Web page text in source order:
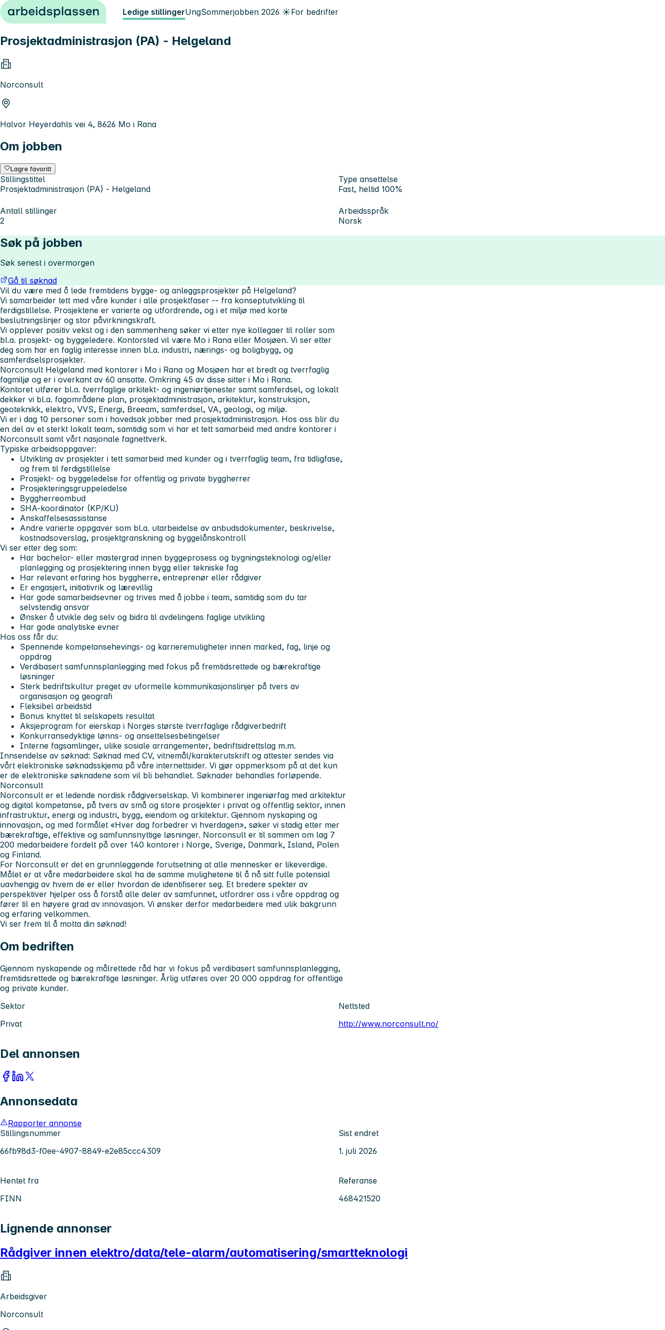
Hopp til innhold Ledige stillingerUngSommerjobben 2026 ☀️For bedrifter
Prosjektadministrasjon (PA) - Helgeland
Norconsult
Halvor Heyerdahls vei 4, 8626 Mo i Rana
Om jobben
Lagre favoritt
Stillingstittel
Prosjektadministrasjon (PA) - Helgeland
Type ansettelse
Fast, heltid 100%
Antall stillinger
2
Arbeidsspråk
Norsk
Søk på jobben
Søk senest i overmorgen
Gå til søknad
Vil du være med å lede fremtidens bygge- og anleggsprosjekter på Helgeland?
Vi samarbeider tett med våre kunder i alle prosjektfaser -- fra konseptutvikling til
ferdigstillelse. Prosjektene er varierte og utfordrende, og i et miljø med korte
beslutningslinjer og stor påvirkningskraft.
Vi opplever positiv vekst og i den sammenheng søker vi etter nye kollegaer til roller som
bl.a. prosjekt- og byggeledere. Kontorsted vil være Mo i Rana eller Mosjøen. Vi ser etter
deg som har en faglig interesse innen bl.a. industri, nærings- og boligbygg, og
samferdselsprosjekter.
Norconsult Helgeland med kontorer i Mo i Rana og Mosjøen har et bredt og tverrfaglig
fagmiljø og er i overkant av 60 ansatte. Omkring 45 av disse sitter i Mo i Rana.
Kontoret utfører bl.a. tverrfaglige arkitekt- og ingeniørtjenester samt samferdsel, og lokalt
dekker vi bl.a. fagområdene plan, prosjektadministrasjon, arkitektur, konstruksjon,
geoteknikk, elektro, VVS, Energi, Breeam, samferdsel, VA, geologi, og miljø.
Vi er i dag 10 personer som i hovedsak jobber med prosjektadministrasjon. Hos oss blir du
en del av et sterkt lokalt team, samtidig som vi har et tett samarbeid med andre kontorer i
Norconsult samt vårt nasjonale fagnettverk.
Typiske arbeidsoppgaver:
Utvikling av prosjekter i tett samarbeid med kunder og i tverrfaglig team, fra tidligfase,
og frem til ferdigstillelse
Prosjekt- og byggeledelse for offentlig og private byggherrer
Prosjekteringsgruppeledelse
Byggherreombud
SHA-koordinator (KP/KU)
Anskaffelsesassistanse
Andre varierte oppgaver som bl.a. utarbeidelse av anbudsdokumenter, beskrivelse,
kostnadsoverslag, prosjektgranskning og byggelånskontroll
Vi ser etter deg som:
Har bachelor- eller mastergrad innen byggeprosess og bygningsteknologi og/eller
planlegging og prosjektering innen bygg eller tekniske fag
Har relevant erfaring hos byggherre, entreprenør eller rådgiver
Er engasjert, initiativrik og lærevillig
Har gode samarbeidsevner og trives med å jobbe i team, samtidig som du tar
selvstendig ansvar
Ønsker å utvikle deg selv og bidra til avdelingens faglige utvikling
Har gode analytiske evner
Hos oss får du:
Spennende kompetansehevings- og karrieremuligheter innen marked, fag, linje og
oppdrag
Verdibasert samfunnsplanlegging med fokus på fremtidsrettede og bærekraftige
løsninger
Sterk bedriftskultur preget av uformelle kommunikasjonslinjer på tvers av
organisasjon og geografi
Fleksibel arbeidstid
Bonus knyttet til selskapets resultat
Aksjeprogram for eierskap i Norges største tverrfaglige rådgiverbedrift
Konkurransedyktige lønns- og ansettelsesbetingelser
Interne fagsamlinger, ulike sosiale arrangementer, bedriftsidrettslag m.m.
Innsendelse av søknad: Søknad med CV, vitnemål/karakterutskrift og attester sendes via
vårt elektroniske søknadsskjema på våre internettsider. Vi gjør oppmerksom på at det kun
er de elektroniske søknadene som vil bli behandlet. Søknader behandles forløpende.
Norconsult
Norconsult er et ledende nordisk rådgiverselskap. Vi kombinerer ingeniørfag med arkitektur
og digital kompetanse, på tvers av små og store prosjekter i privat og offentlig sektor, innen
infrastruktur, energi og industri, bygg, eiendom og arkitektur. Gjennom nyskaping og
innovasjon, og med formålet «Hver dag forbedrer vi hverdagen», søker vi stadig etter mer
bærekraftige, effektive og samfunnsnyttige løsninger. Norconsult er til sammen om lag 7
200 medarbeidere fordelt på over 140 kontorer i Norge, Sverige, Danmark, Island, Polen
og Finland.
For Norconsult er det en grunnleggende forutsetning at alle mennesker er likeverdige.
Målet er at våre medarbeidere skal ha de samme mulighetene til å nå sitt fulle potensial
uavhengig av hvem de er eller hvordan de identifiserer seg. Et bredere spekter av
perspektiver hjelper oss å forstå alle deler av samfunnet, utfordrer oss i våre oppdrag og
fører til en høyere grad av innovasjon. Vi ønsker derfor medarbeidere med ulik bakgrunn
og erfaring velkommen.
Vi ser frem til å motta din søknad!
Om bedriften
Gjennom nyskapende og målrettede råd har vi fokus på verdibasert samfunnsplanlegging,
fremtidsrettede og bærekraftige løsninger. Årlig utføres over 20 000 oppdrag for offentlige
og private kunder.
Sektor
Privat
Nettsted
http://www.norconsult.no/
Del annonsen
Annonsedata
Rapporter annonse
Stillingsnummer
66fb98d3-f0ee-4907-8849-e2e85ccc4309
Sist endret
1. juli 2026
Hentet fra
FINN
Referanse
468421520
Lignende annonser
Rådgiver innen elektro/data/tele-alarm/automatisering/smartteknologi
Arbeidsgiver
Norconsult